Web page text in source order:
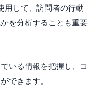
用して、訪問者の行動
を分析することも重要
いる情報を把握し、コ
できます。